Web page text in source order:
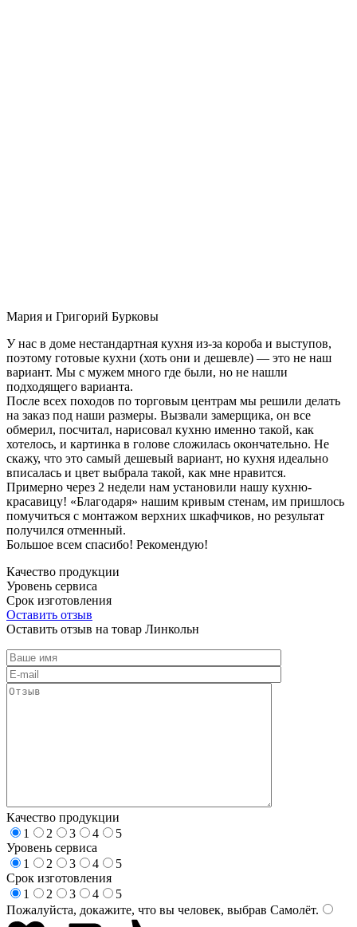
Мария и Григорий Бурковы
У нас в доме нестандартная кухня из-за короба и выступов,
поэтому готовые кухни (хоть они и дешевле) — это не наш
вариант. Мы с мужем много где были, но не нашли
подходящего варианта.
После всех походов по торговым центрам мы решили делать
на заказ под наши размеры. Вызвали замерщика, он все
обмерил, посчитал, нарисовал кухню именно такой, как
хотелось, и картинка в голове сложилась окончательно. Не
скажу, что это самый дешевый вариант, но кухня идеально
вписалась и цвет выбрала такой, как мне нравится.
Примерно через 2 недели нам установили нашу кухню-
красавицу! «Благодаря» нашим кривым стенам, им пришлось
помучиться с монтажом верхних шкафчиков, но результат
получился отменный.
Большое всем спасибо! Рекомендую!
Качество продукции
Уровень сервиса
Срок изготовления
Оставить отзыв
Оставить отзыв на товар Линкольн
Качество продукции
1
2 3 4
5
Уровень сервиса
1
2 3 4
5
Срок изготовления
1
2 3 4
5
Пожалуйста, докажите, что вы человек, выбрав Самолёт.